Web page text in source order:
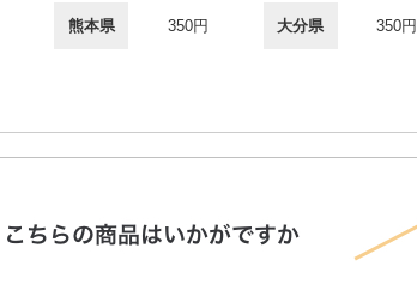
熊本県 350円 大分県 350円